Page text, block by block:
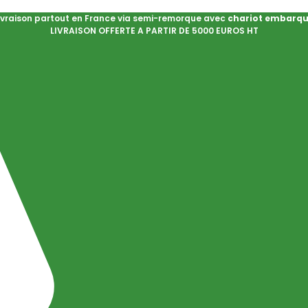
partout en France via semi-remorque avec chariot
LIVRAISON OFFERTE A PARTIR DE 5000 EUROS HT